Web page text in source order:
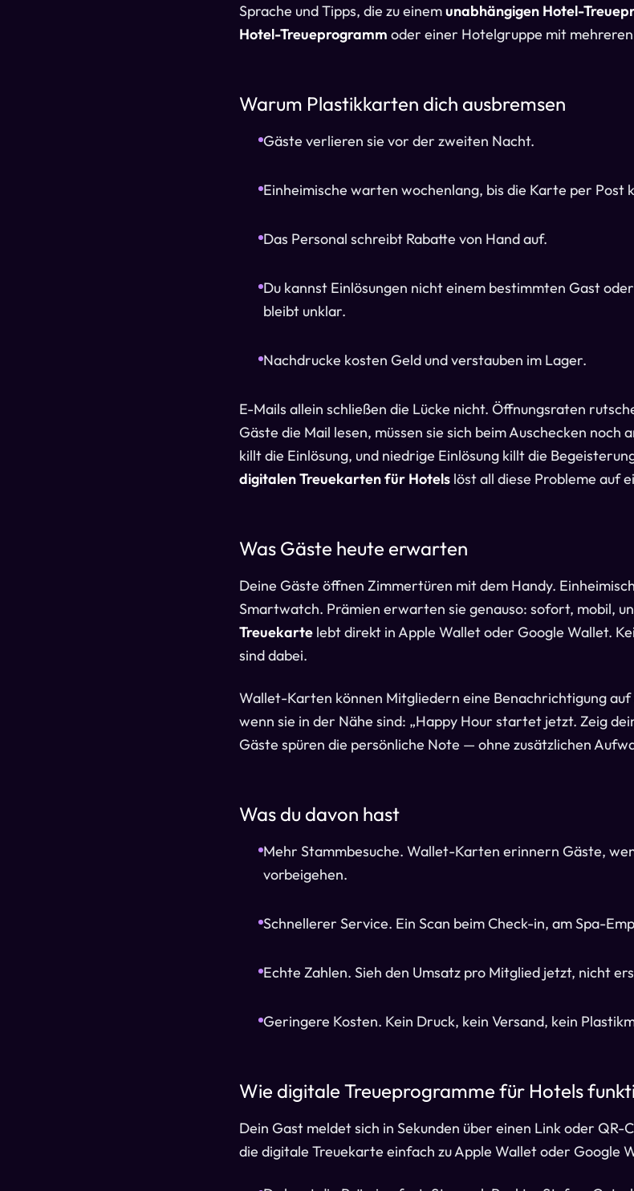
Sprache und Tipps, die zu einemunabhängigen Hotel-
Hotel-Treueprogramm oder einer Hotelgruppe mit
Warum Plastikkarten dich ausbremsen
Gäste verlieren sie vor der zweiten Nacht.
Einheimische warten wochenlang, bis die Karte per Post
Das Personal schreibt Rabatte von Hand auf.
Du kannst Einlösungen nicht einem bestimmten Gast
bleibt unklar.
Nachdrucke kosten Geld und verstauben im Lager.
E-Mails allein schließen die Lücke nicht. Öffnungsraten
Gäste die Mail lesen, müssen sie sich beim Auschecken noch
killt die Einlösung, und niedrige Einlösung killt die
digitalen Treuekarten für Hotels löst all diese Probleme auf
Was Gäste heute erwarten
Deine Gäste öffnen Zimmertüren mit dem Handy.
Smartwatch. Prämien erwarten sie genauso: sofort, mobil,
Treuekarte lebt direkt in Apple Wallet oder Google Wallet.
sind dabei.
Wallet-Karten können Mitgliedern eine Benachrichtigung
wenn sie in der Nähe sind: „Happy Hour startet jetzt. Zeig
Gäste spüren die persönliche Note — ohne zusätzlichen
Was du davon hast
Mehr Stammbesuche. Wallet-Karten erinnern Gäste,
vorbeigehen.
Schnellerer Service. Ein Scan beim Check-in, am Spa-
Echte Zahlen. Sieh den Umsatz pro Mitglied jetzt, nicht
Geringere Kosten. Kein Druck, kein Versand, kein
Wie digitale Treueprogramme für Hotels
Dein Gast meldet sich in Sekunden über einen Link oder
die digitale Treuekarte einfach zu Apple Wallet oder Google